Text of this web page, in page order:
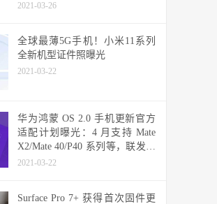
2021-03-26
全球最薄5G手机！小米11系列
全新机型证件照曝光
2021-03-22
华为鸿蒙 OS 2.0 手机更新官方
适配计划曝光：4 月支持 Mate
X2/Mate 40/P40 系列等，联发科
天玑机型可能无缘
2021-03-22
Surface Pro 7+ 获得首次固件更